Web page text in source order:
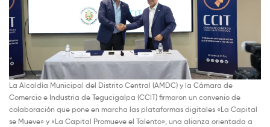
La Alcaldía Municipal del Distrito Central (AMDC) y la Cámara de
Comercio e Industria de Tegucigalpa (CCIT) firmaron un convenio de
colaboración que pone en marcha las plataformas digitales «La Capital
se Mueve» y «La Capital Promueve el Talento», una alianza orientada a